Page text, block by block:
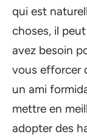
qui est
choses, il
avez besoin
vous efforcer
un ami
mettre en
adopter des